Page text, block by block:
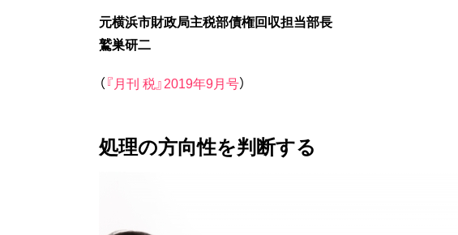
元横浜市財政局主税部債権回収担当部長
鷲巣研二
（『月刊 税』2019年9月号）
処理の方向性を判断する